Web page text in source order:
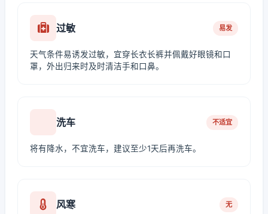
过敏 易发
天气条件易诱发过敏，宜穿长衣长裤并佩戴好眼镜和口
罩，外出归来时及时清洁手和口鼻。
洗车 不适宜
将有降水，不宜洗车，建议至少1天后再洗车。
风寒 无